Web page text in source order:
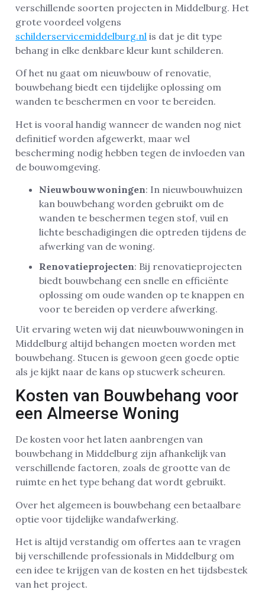
verschillende soorten projecten in Middelburg. Het
grote voordeel volgens
schilderservicemiddelburg.nl is dat je dit type
behang in elke denkbare kleur kunt schilderen.
Of het nu gaat om nieuwbouw of renovatie,
bouwbehang biedt een tijdelijke oplossing om
wanden te beschermen en voor te bereiden.
Het is vooral handig wanneer de wanden nog niet
definitief worden afgewerkt, maar wel
bescherming nodig hebben tegen de invloeden van
de bouwomgeving.
Nieuwbouwwoningen: In nieuwbouwhuizen
kan bouwbehang worden gebruikt om de
wanden te beschermen tegen stof, vuil en
lichte beschadigingen die optreden tijdens de
afwerking van de woning.
Renovatieprojecten: Bij renovatieprojecten
biedt bouwbehang een snelle en efficiënte
oplossing om oude wanden op te knappen en
voor te bereiden op verdere afwerking.
Uit ervaring weten wij dat nieuwbouwwoningen in
Middelburg altijd behangen moeten worden met
bouwbehang. Stucen is gewoon geen goede optie
als je kijkt naar de kans op stucwerk scheuren.
Kosten van Bouwbehang voor
een Almeerse Woning
De kosten voor het laten aanbrengen van
bouwbehang in Middelburg zijn afhankelijk van
verschillende factoren, zoals de grootte van de
ruimte en het type behang dat wordt gebruikt.
Over het algemeen is bouwbehang een betaalbare
optie voor tijdelijke wandafwerking.
Het is altijd verstandig om offertes aan te vragen
bij verschillende professionals in Middelburg om
een idee te krijgen van de kosten en het tijdsbestek
van het project.